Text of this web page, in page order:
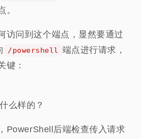
。
访问到这个端点，显然要通过
/powershell 端点进行请求，
键：
么样的？
PowerShell后端检查传入请求